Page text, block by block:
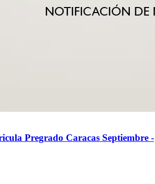
Pregrado Caracas Septiembre -